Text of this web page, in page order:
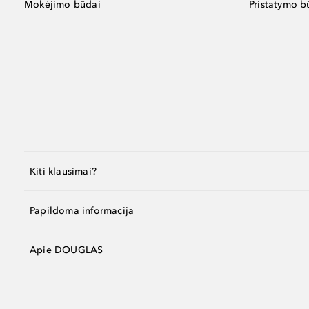
Mokėjimo būdai Pristatymo
Kiti klausimai?
Papildoma informacija
Apie DOUGLAS